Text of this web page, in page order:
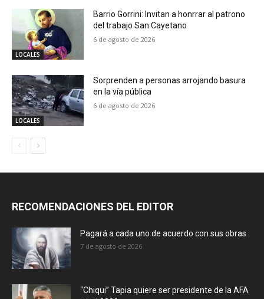
LOCALES
Barrio Gorrini: Invitan a honrrar al patrono
del trabajo San Cayetano
6 de agosto de 2026
LOCALES
Sorprenden a personas arrojando basura
en la vía pública
6 de agosto de 2026
RECOMENDACIONES DEL EDITOR
Pagará a cada uno de acuerdo con sus obras
7 de agosto de 2026
“Chiqui” Tapia quiere ser presidente de la AFA